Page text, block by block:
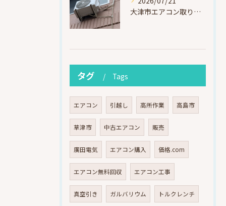
大津市エアコン取り付け｜他社で断られたマンション3階の壁面アングル高所作業（ハイセンス HA-J22H-W・プレジーオビワコ）
タグ Tags
エアコン 引越し 高所作業 高島市
草津市 中古エアコン 販売
廣田電気 エアコン購入 価格.com
エアコン無料回収 エアコン工事
真空引き ガルバリウム トルクレンチ